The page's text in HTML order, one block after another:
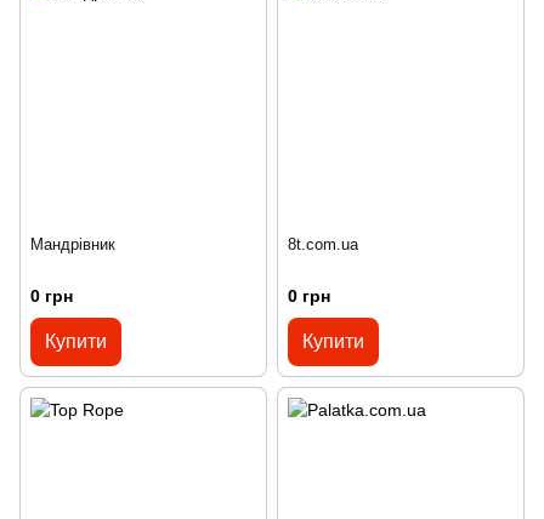
Мандрівник
0 грн
Купити
8t.com.ua
0 грн
Купити